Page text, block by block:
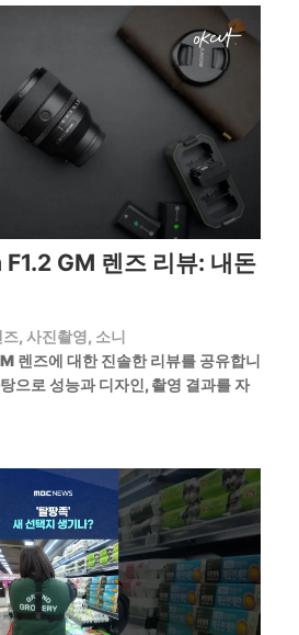
GM 렌즈 리뷰: 내돈
즈, 사진촬영, 소니
렌즈에 대한 진솔한 리뷰를 공유합니
으로 성능과 디자인, 촬영 결과를 자